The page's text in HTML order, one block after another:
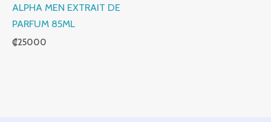
ALPHA MEN EXTRAIT DE
PARFUM 85ML
₡25000